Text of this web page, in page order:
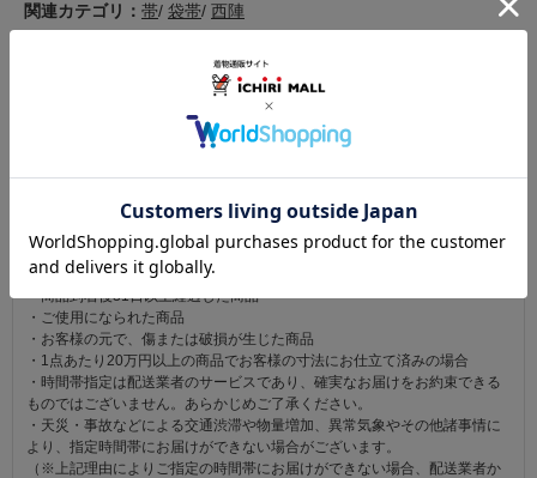
関連カテゴリ： 帯/ 袋帯/ 西陣
この商品を見た人は
こちらの商品も見ています
注意事項
お仕立て後、お客様の手元に届いてから30日以内であれば返品可能です。
返品にかかる送料は無料です。
ただし次に該当するものは返品をお受けできません。
・商品到着後31日以上経過した商品
・ご使用になられた商品
・お客様の元で、傷または破損が生じた商品
・1点あたり20万円以上の商品でお客様の寸法にお仕立て済みの場合
・時間帯指定は配送業者のサービスであり、確実なお届けをお約束できる
ものではございません。あらかじめご了承ください。
・天災・事故などによる交通渋滞や物量増加、異常気象やその他諸事情に
より、指定時間帯にお届けができない場合がございます。
（※上記理由によりご指定の時間帯にお届けができない場合、配送業者か